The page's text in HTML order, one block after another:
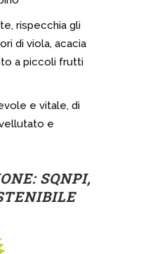
rispecchia gli
di viola, acacia
a piccoli frutti
e vitale, di
e
SQNPI,